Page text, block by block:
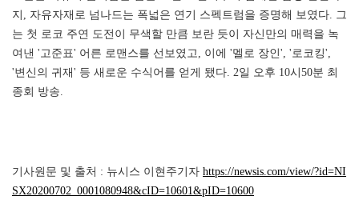
지, 자유자재로 넘나드는 폭넓은 연기 스펙트럼을 증명해 보였다. 그
는 첫 로코 주연 도전이 무색할 만큼 보란 듯이 자신만의 매력을 녹
여낸 '고준표' 어른 로맨스를 선보였고, 이에 '멜로 장인', '로코킹',
'변신의 귀재' 등 새로운 수식어를 얻게 됐다. 2일 오후 10시50분 최
종회 방송.
기사원문 및 출처 : 뉴시스 이현주기자 https://newsis.com/view/?id=NI
SX20200702_0001080948&cID=10601&pID=10600